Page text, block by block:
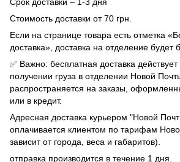
Стоимость доставки от 70 грн.
Если на странице товара есть отметка
доставка», доставка на отделение будет
✅ Важно: бесплатная доставка действует
получении груза в отделении Новой
распространяется на заказы,
или в кредит.
Адресная доставка курьером "Новой
оплачивается клиентом по тарифам
зависит от города, веса и габаритов).
отправка производится в течение 1 дня.